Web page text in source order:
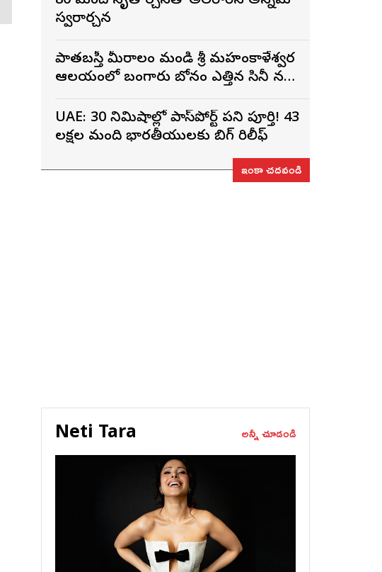
స్వరార్చన
పాతబస్తీ మీరాలం మండి శ్రీ మహంకాళేశ్వర
ఆలయంలో బంగారు బోనం ఎత్తిన సినీ నటి,
UAE: 30 నిమిషాల్లో పాస్‌పోర్ట్ పని పూర్తి! 43
లక్షల మంది భారతీయులకు బిగ్ రిలీఫ్
ఇంకా చదవండి
Neti Tara అన్నీ చూడండి